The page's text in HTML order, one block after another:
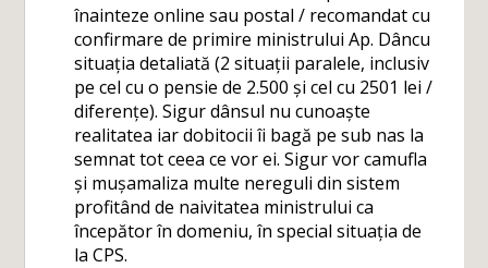
înainteze online sau postal / recomandat cu
confirmare de primire ministrului Ap. Dâncu
situația detaliată (2 situații paralele, inclusiv
pe cel cu o pensie de 2.500 și cel cu 2501 lei /
diferențe). Sigur dânsul nu cunoaște
realitatea iar dobitocii îi bagă pe sub nas la
semnat tot ceea ce vor ei. Sigur vor camufla
și mușamaliza multe nereguli din sistem
profitând de naivitatea ministrului ca
începător în domeniu, în special situația de
la CPS.